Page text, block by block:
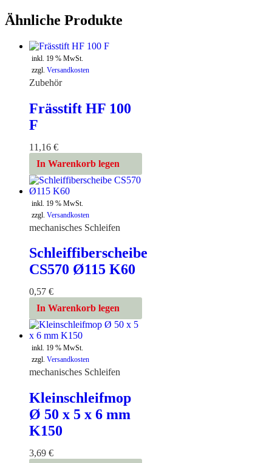
Ähnliche Produkte
inkl. 19 % MwSt.
zzgl. Versandkosten
Zubehör
Frässtift HF 100
F
11,16 €
In Warenkorb legen
inkl. 19 % MwSt.
zzgl. Versandkosten
mechanisches Schleifen
Schleiffiberscheibe
CS570 Ø115 K60
0,57 €
In Warenkorb legen
inkl. 19 % MwSt.
zzgl. Versandkosten
mechanisches Schleifen
Kleinschleifmop
Ø 50 x 5 x 6 mm
K150
3,69 €